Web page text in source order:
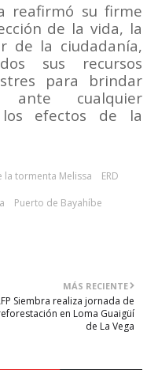
reafirmó su firme
de la vida, la
de la ciudadanía,
sus recursos
para brindar
ante cualquier
efectos de la
la tormenta Melissa
ERD
Puerto de Bayahíbe
MÁS RECIENTE
Siembra realiza jornada de
en Loma Guaigüí
de La Vega